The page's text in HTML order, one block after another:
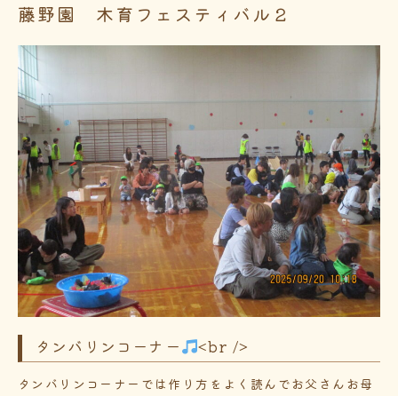
藤野園 木育フェスティバル２
タンバリンコーナー <br />
タンバリンコーナーでは作り方をよく読んでお父さんお母